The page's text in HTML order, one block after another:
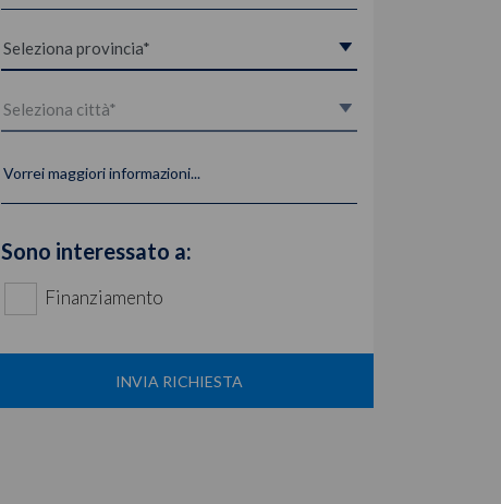
Vorrei maggiori informazioni...
Sono interessato a:
Finanziamento
INVIA RICHIESTA